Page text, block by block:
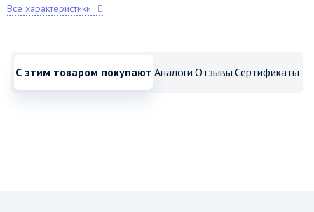
Все характеристики
С этим товаром покупают Аналоги Отзывы Сертификаты